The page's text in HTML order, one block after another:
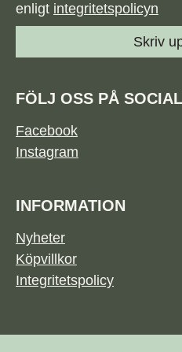
enligt integritetspolicyn
Skriv
FÖLJ OSS PÅ
Facebook
Instagram
INFORMATION
Nyheter
Köpvillkor
Integritetspolicy